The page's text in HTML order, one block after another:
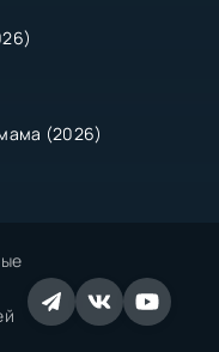
(2026)